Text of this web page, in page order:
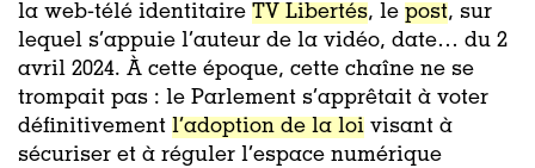
la web-télé identitaire TV Libertés, le post, sur
lequel s’appuie l’auteur de la vidéo, date… du 2
avril 2024. À cette époque, cette chaîne ne se
trompait pas : le Parlement s’apprêtait à voter
définitivement l’adoption de la loi visant à
sécuriser et à réguler l’espace numérique